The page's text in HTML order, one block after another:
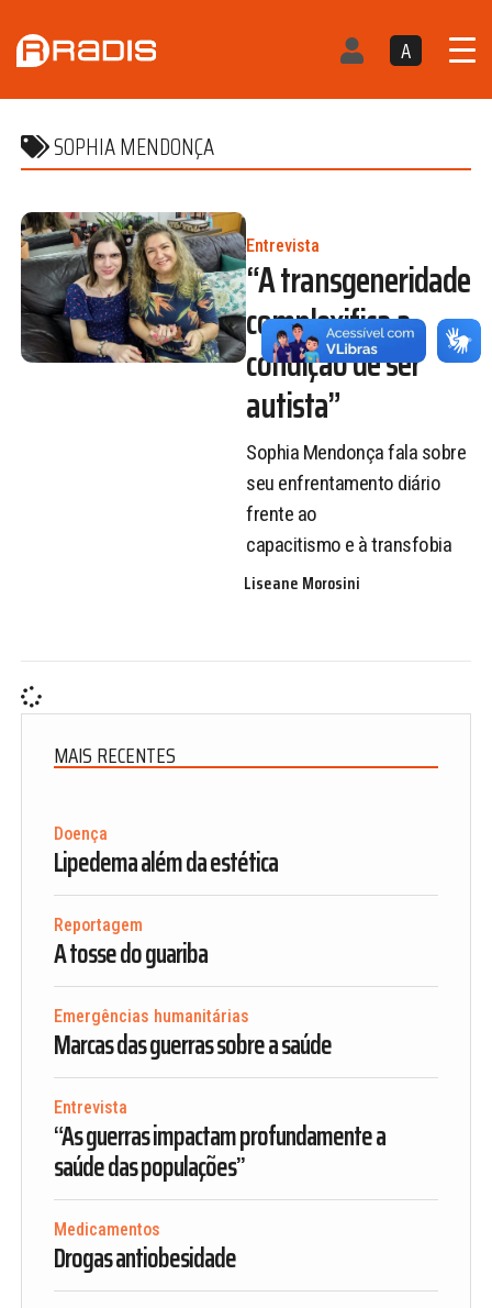
A
SOPHIA MENDONÇA
Entrevista
“A transgeneridade
complexifica a
condição de ser
autista”
Sophia Mendonça fala sobre
seu enfrentamento diário
frente ao
capacitismo e à transfobia
Liseane Morosini
MAIS RECENTES
Doença
Lipedema além da estética
Reportagem
A tosse do guariba
Emergências humanitárias
Marcas das guerras sobre a saúde
Entrevista
“As guerras impactam profundamente a
saúde das populações”
Medicamentos
Drogas antiobesidade